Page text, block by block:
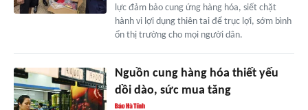
lực đảm bảo cung ứng hàng hóa, siết chặt
hành vi lợi dụng thiên tai để trục lợi, sớm bình
ổn thị trường cho mọi người dân.
Nguồn cung hàng hóa thiết yếu
dồi dào, sức mua tăng